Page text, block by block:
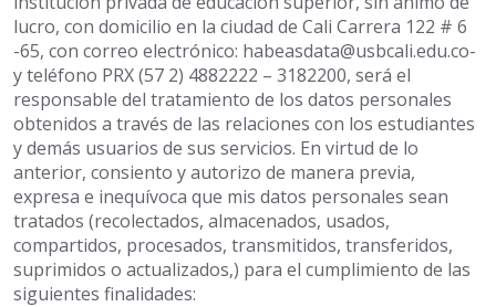
lucro, con domicilio en la ciudad de Cali Carrera 122 # 6
-65, con correo electrónico: habeasdata@usbcali.edu.co-
y teléfono PRX (57 2) 4882222 – 3182200, será el
responsable del tratamiento de los datos personales
obtenidos a través de las relaciones con los estudiantes
y demás usuarios de sus servicios. En virtud de lo
anterior, consiento y autorizo de manera previa,
expresa e inequívoca que mis datos personales sean
tratados (recolectados, almacenados, usados,
compartidos, procesados, transmitidos, transferidos,
suprimidos o actualizados,) para el cumplimiento de las
siguientes finalidades: